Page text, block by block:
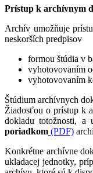
Prístup k archívnym
Archív umožňuje
neskorších predpisov
formou štúdia v
vyhotovovaním
vyhotovovaním
Štúdium archívnych
Žiadosťou o prístup k
dokladu totožnosti, a
poriadkom (PDF)
Konkrétne archívne
ukladacej jednotky,